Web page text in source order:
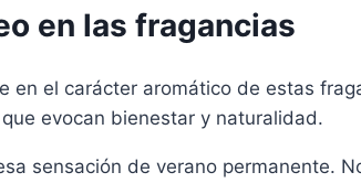
en las fragancias
en el carácter aromático de estas
evocan bienestar y naturalidad.
sensación de verano permanente.